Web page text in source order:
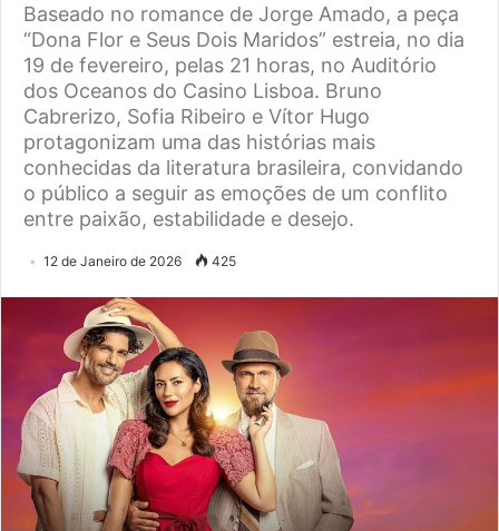
Baseado no romance de Jorge Amado, a peça
“Dona Flor e Seus Dois Maridos” estreia, no dia
19 de fevereiro, pelas 21 horas, no Auditório
dos Oceanos do Casino Lisboa. Bruno
Cabrerizo, Sofia Ribeiro e Vítor Hugo
protagonizam uma das histórias mais
conhecidas da literatura brasileira, convidando
o público a seguir as emoções de um conflito
entre paixão, estabilidade e desejo.
12 de Janeiro de 2026 425